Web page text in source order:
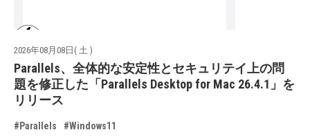
2026年08月08日( 土 )
Parallels、全体的な安定性とセキュリテイ上の問
題を修正した「Parallels Desktop for Mac 26.4.1」を
リリース
#Parallels #Windows11